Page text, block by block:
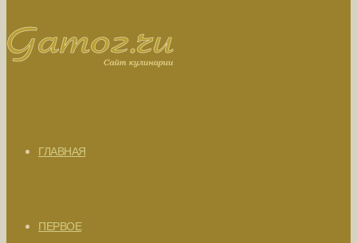
ГЛАВНАЯ
ПЕРВОЕ